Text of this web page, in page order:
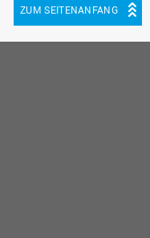
ZUM SEITENANFANG